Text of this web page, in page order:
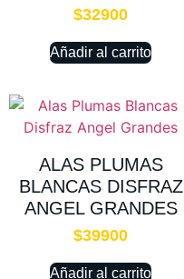
$32900
Añadir al carrito
ALAS PLUMAS
BLANCAS DISFRAZ
ANGEL GRANDES
$39900
Añadir al carrito